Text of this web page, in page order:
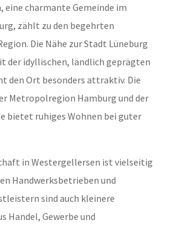
eine charmante Gemeinde im
zählt zu den begehrten
Die Nähe zur Stadt Lüneburg
der idyllischen, ländlich geprägten
den Ort besonders attraktiv. Die
Metropolregion Hamburg und der
bietet ruhiges Wohnen bei guter
in Westergellersen ist vielseitig
Handwerksbetrieben und
sind auch kleinere
Handel, Gewerbe und